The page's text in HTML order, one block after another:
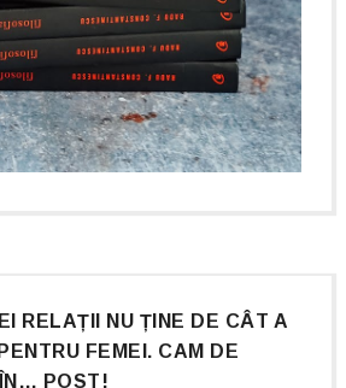
RELAȚII NU ȚINE DE CÂT A
FEMEI. CAM DE
POST!